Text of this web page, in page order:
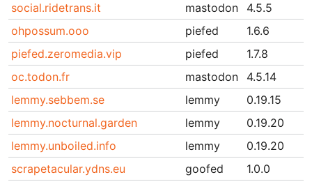
social.ridetrans.it
mastodon
4.5.5
ohpossum.ooo
piefed
1.6.6
piefed.zeromedia.vip
piefed
1.7.8
oc.todon.fr
mastodon
4.5.14
lemmy.sebbem.se
lemmy
0.19.15
lemmy.nocturnal.garden
lemmy
0.19.20
lemmy.unboiled.info
lemmy
0.19.20
scrapetacular.ydns.eu
goofed 1.0.0